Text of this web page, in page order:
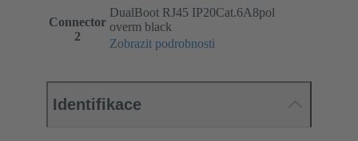
Connector
2
DualBoot RJ45 IP20Cat.6A8pol
overm black
Zobrazit podrobnosti
Identifikace